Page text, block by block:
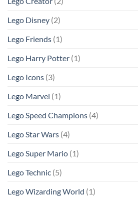
Lego Disney (2)
Lego Friends (1)
Lego Harry Potter (1)
Lego Icons (3)
Lego Marvel (1)
Lego Speed Champions (4)
Lego Star Wars (4)
Lego Super Mario (1)
Lego Technic (5)
Lego Wizarding World (1)